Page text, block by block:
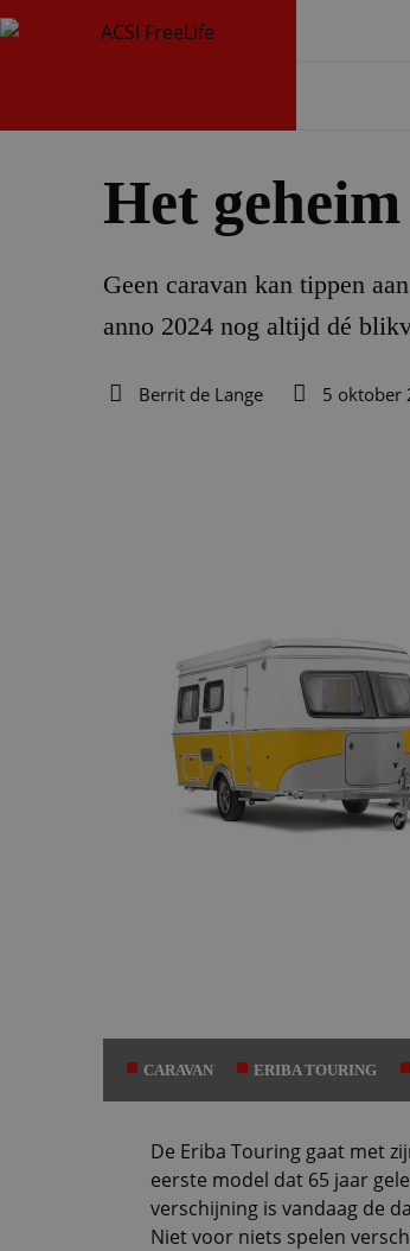
Het
Geen caravan kan tippen
anno 2024 nog altijd dé
Berrit de Lange
5 oktober
CARAVAN ERIBA TOURING
De Eriba Touring gaat met
eerste model dat 65 jaar
verschijning is vandaag de
Niet voor niets spelen